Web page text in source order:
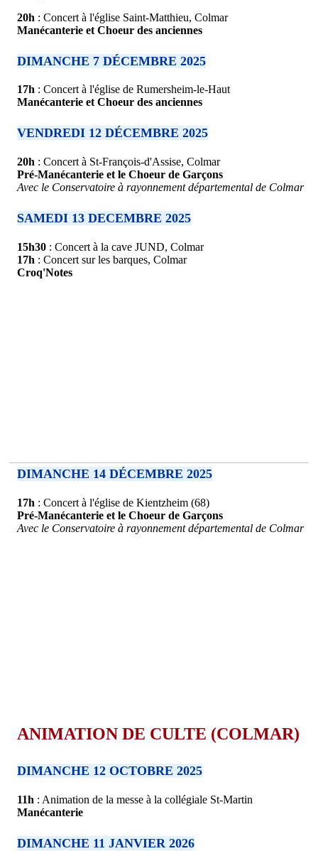
20h : Concert à l'église Saint-Matthieu, Colmar
Manécanterie et Choeur des anciennes
DIMANCHE 7 DÉCEMBRE 2025
17h : Concert à l'église de Rumersheim-le-Haut
Manécanterie et Choeur des anciennes
VENDREDI 12 DÉCEMBRE 2025
20h : Concert à St-François-d'Assise, Colmar
Pré-Manécanterie et le Choeur de Garçons
Avec le Conservatoire à rayonnement départemental de Colmar
SAMEDI 13 DECEMBRE 2025
15h30 : Concert à la cave JUND, Colmar
17h : Concert sur les barques, Colmar
Croq'Notes
DIMANCHE 14 DÉCEMBRE 2025
17h : Concert à l'église de Kientzheim (68)
Pré-Manécanterie et le Choeur de Garçons
Avec le Conservatoire à rayonnement départemental de Colmar
ANIMATION DE CULTE (COLMAR)
DIMANCHE 12 OCTOBRE 2025
11h : Animation de la messe à la collégiale St-Martin
Manécanterie
DIMANCHE 11 JANVIER 2026